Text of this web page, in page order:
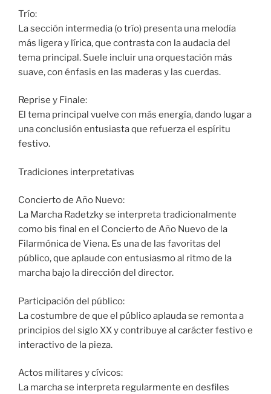
Trío:
La sección intermedia (o trío) presenta una melodía
más ligera y lírica, que contrasta con la audacia del
tema principal. Suele incluir una orquestación más
suave, con énfasis en las maderas y las cuerdas.
Reprise y Finale:
El tema principal vuelve con más energía, dando lugar a
una conclusión entusiasta que refuerza el espíritu
festivo.
Tradiciones interpretativas
Concierto de Año Nuevo:
La Marcha Radetzky se interpreta tradicionalmente
como bis final en el Concierto de Año Nuevo de la
Filarmónica de Viena. Es una de las favoritas del
público, que aplaude con entusiasmo al ritmo de la
marcha bajo la dirección del director.
Participación del público:
La costumbre de que el público aplauda se remonta a
principios del siglo XX y contribuye al carácter festivo e
interactivo de la pieza.
Actos militares y cívicos:
La marcha se interpreta regularmente en desfiles